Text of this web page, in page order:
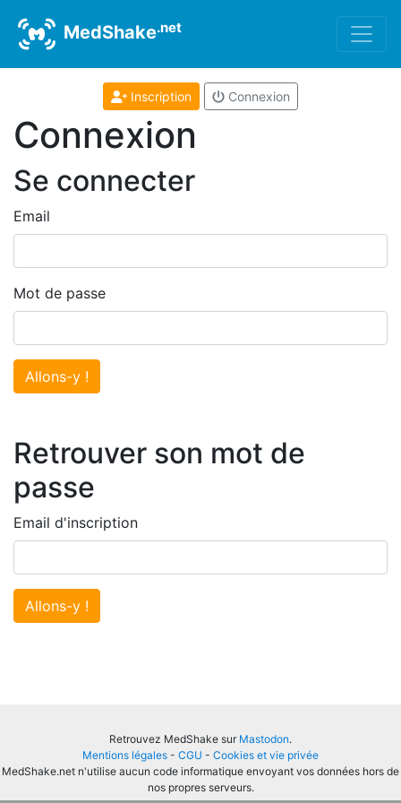
MedShake.net
Inscription Connexion
Connexion
Se connecter
Email
Mot de passe
Allons-y !
Retrouver son mot de
passe
Email d'inscription
Allons-y !
Retrouvez MedShake sur Mastodon.
Mentions légales - CGU - Cookies et vie privée
MedShake.net n'utilise aucun code informatique envoyant vos données hors de
nos propres serveurs.